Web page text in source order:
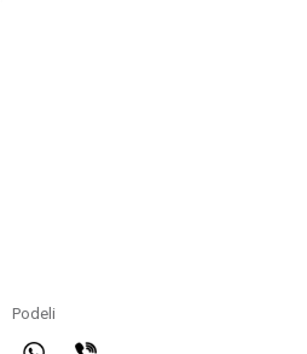
Podeli